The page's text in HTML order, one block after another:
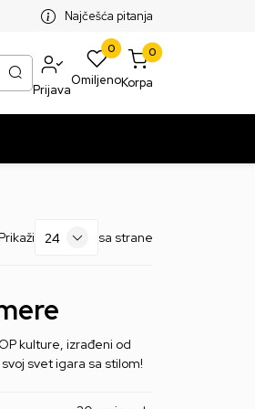
PREKO 5999 RSDNajčešća pitanja
Prijava
0
Omiljeno
0
Korpa
sa strane
kulture, izrađeni od
svet igara sa stilom!